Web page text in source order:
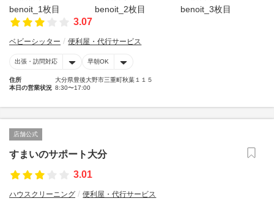
3.07
ベビーシッター 便利屋・代行サービス
出張・訪問対応 早朝OK
住所
大分県豊後大野市三重町秋葉１１５
本日の営業状況 8:30〜17:00
店舗公式
すまいのサポート大分
3.01
ハウスクリーニング 便利屋・代行サービス